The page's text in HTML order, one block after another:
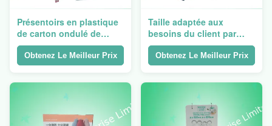
Présentoirs en plastique
de carton ondulé de
cintre avec la petites
étagère/poche
Obtenez Le Meilleur Prix
Taille adaptée aux
besoins du client par
cintre de carton
d'affichage d'aile de
puissance d'associé pour
vendre de petits articles
Obtenez Le Meilleur Prix